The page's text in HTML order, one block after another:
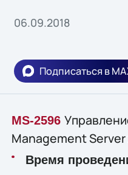
06.09.2018
Подписаться в
MS-2596
Management Server
Время